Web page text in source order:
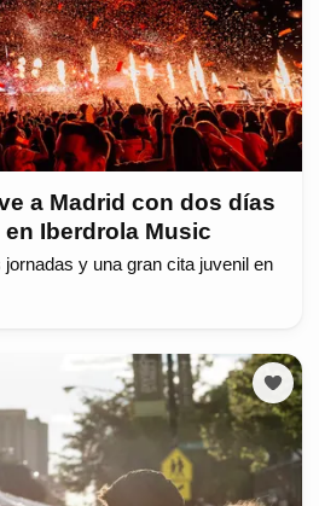
a Madrid con dos días
Iberdrola Music
y una gran cita juvenil en